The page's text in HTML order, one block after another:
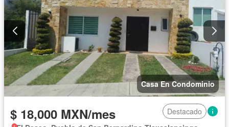
Casa En Condominio
$ 18,000 MXN/mes
Destacado